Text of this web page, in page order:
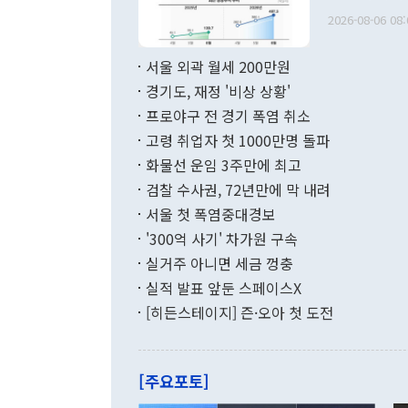
다. [정동영 통일부 장관이 지난달 23일 오후 서울 종로구 정부서울청사에
무너졌다고
함께 4자 대
"우리의 선
관은 업무
이 9월 러시
료=한국은행] 한국은행이 6일 발표한 '2026년 6월 국제수지(잠정)'
며 월간 기
196.9% 급
수출은
기록했지만
로 전환됐다.
는 배당수입
2026-08-06
서울 외곽 월세 200만원
경기도, 재정 '비상 상황'
프로야구 전 경기 폭염 취소
고령 취업자 첫 1000만명 돌파
화물선 운임 3주만에 최고
검찰 수사권, 72년만에 막 내려
서울 첫 폭염중대경보
'300억 사기' 차가원 구속
실거주 아니면 세금 껑충
실적 발표 앞둔 스페이스X
[히든스테이지] 즌·오아 첫 도전
[주요포토]